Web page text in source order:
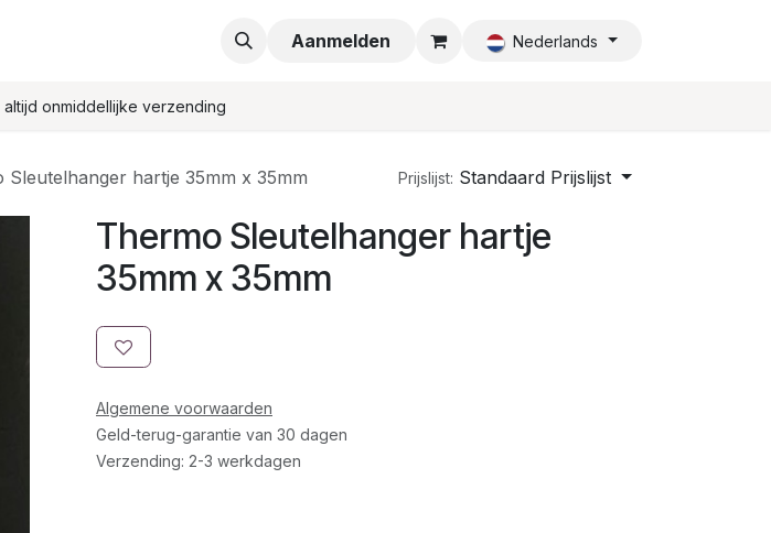
Startpagina Aanmelden Nederlands
onmiddellijke verzending
Sleutelhanger hartje 35mm x 35mm Prijslijst: Standaard Prijslijst
Thermo Sleutelhanger hartje
35mm x 35mm
Algemene voorwaarden
Geld-terug-garantie van 30 dagen
Verzending: 2-3 werkdagen